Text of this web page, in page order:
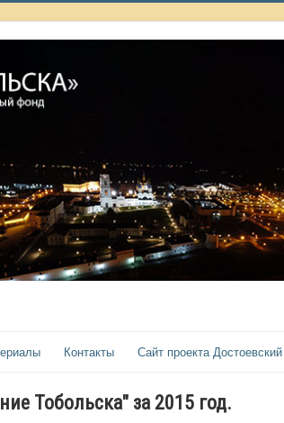
Контакты Сайт проекта Достоевский
Тобольска" за 2015 год.